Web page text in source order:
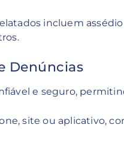
incluem
Denúncias
e seguro,
site ou aplicativo,